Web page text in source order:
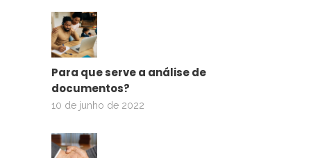
Para que serve a análise de
documentos?
10 de junho de 2022